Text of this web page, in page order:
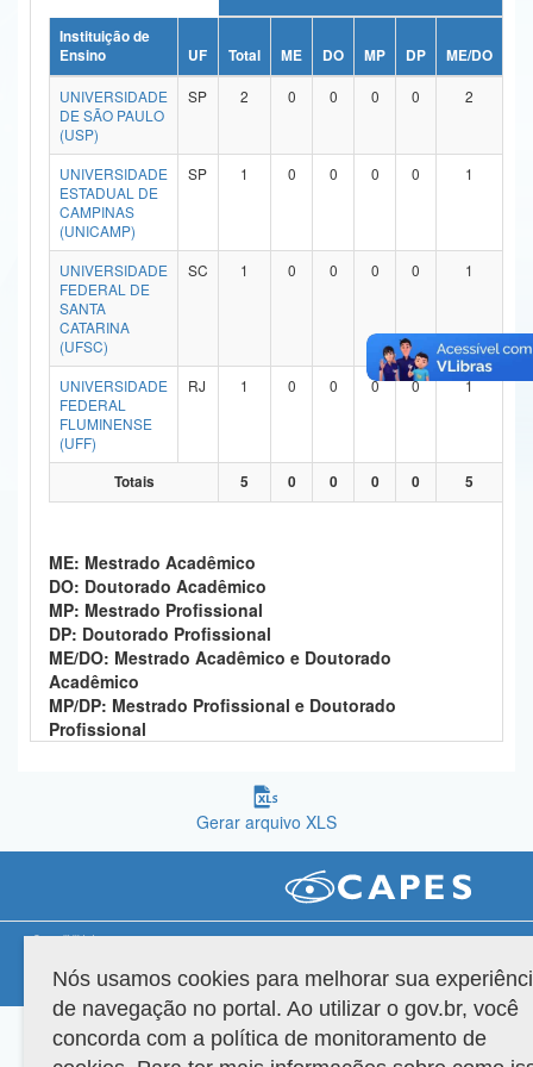
Ministério da Ciência, Tecnologia, Inovações e Comunicações
Ministério do Meio Ambiente
Ministério do Turismo
Ministério do Desenvolvimento Regional
Controladoria-Geral da União
Ministério da Mulher, da Família e dos Direitos Humanos
Secretaria-Geral
Secretaria de Governo
Gabinete de Segurança Institucional
Advocacia-Geral da União
Banco Central do Brasil
Planalto
Instituição de
Ensino
UF Total ME DO MP DP ME/DO
UNIVERSIDADE
DE SÃO PAULO
(USP)
SP 2 0 0 0 0 2
UNIVERSIDADE
ESTADUAL DE
CAMPINAS
(UNICAMP)
SP 1 0 0 0 0 1
UNIVERSIDADE
FEDERAL DE
SANTA
CATARINA
(UFSC)
SC 1 0 0 0 0 1
UNIVERSIDADE
FEDERAL
FLUMINENSE
(UFF)
RJ 1 0 0 0 0 1
Totais 5 0 0 0 0 5
ME: Mestrado Acadêmico
DO: Doutorado Acadêmico
MP: Mestrado Profissional
DP: Doutorado Profissional
ME/DO: Mestrado Acadêmico e Doutorado
Acadêmico
MP/DP: Mestrado Profissional e Doutorado
Profissional
Gerar arquivo XLS
Compatibilidade
Versão do sistema: 3.88.9 Copyright 2022 Capes. Todos os direitos reservados.
Nós usamos cookies para melhorar sua
de navegação no portal. Ao utilizar o gov.br, você
concorda com a política de monitoramento de